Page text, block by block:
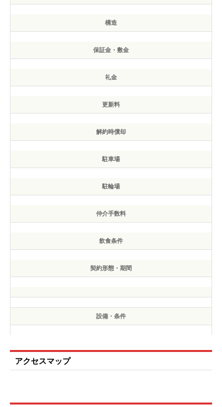
構造
保証金・敷金
礼金
更新料
解約時償却
駐車場
駐輪場
仲介手数料
飲食条件
契約形態・期間
設備・条件
アクセスマップ